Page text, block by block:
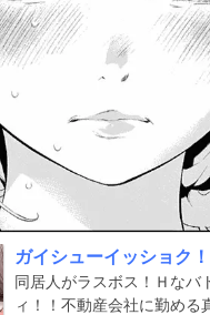
ガイシューイッショク！
同居人がラスボス！Ｈなバ
ィ！！不動産会社に勤める